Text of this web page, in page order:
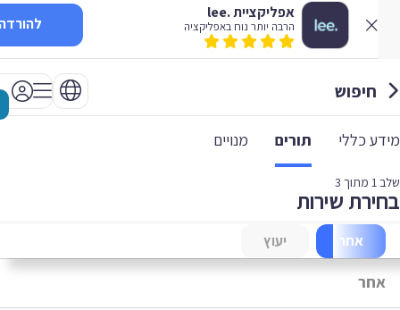
אפליקציית .lee
הרבה יותר נוח באפליקציה להורדה
חיפוש
כללי תורים מנויים
1מתוך 3
שירות
אחר יעוץ